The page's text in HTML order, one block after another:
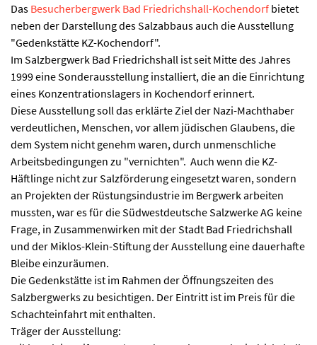
Das Besucherbergwerk Bad Friedrichshall-Kochendorf bietet
neben der Darstellung des Salzabbaus auch die Ausstellung
"Gedenkstätte KZ-Kochendorf".
Im Salzbergwerk Bad Friedrichshall ist seit Mitte des Jahres
1999 eine Sonderausstellung installiert, die an die Einrichtung
eines Konzentrationslagers in Kochendorf erinnert.
Diese Ausstellung soll das erklärte Ziel der Nazi-Machthaber
verdeutlichen, Menschen, vor allem jüdischen Glaubens, die
dem System nicht genehm waren, durch unmenschliche
Arbeitsbedingungen zu "vernichten". Auch wenn die KZ-
Häftlinge nicht zur Salzförderung eingesetzt waren, sondern
an Projekten der Rüstungsindustrie im Bergwerk arbeiten
mussten, war es für die Südwestdeutsche Salzwerke AG keine
Frage, in Zusammenwirken mit der Stadt Bad Friedrichshall
und der Miklos-Klein-Stiftung der Ausstellung eine dauerhafte
Bleibe einzuräumen.
Die Gedenkstätte ist im Rahmen der Öffnungszeiten des
Salzbergwerks zu besichtigen. Der Eintritt ist im Preis für die
Schachteinfahrt mit enthalten.
Träger der Ausstellung: